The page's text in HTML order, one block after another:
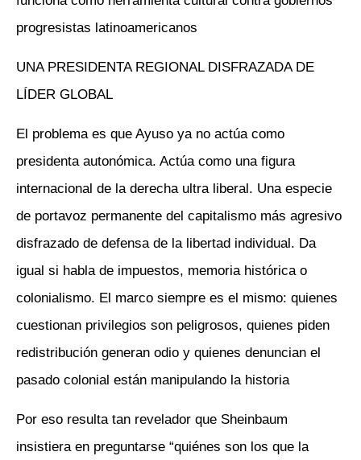
progresistas latinoamericanos
UNA PRESIDENTA REGIONAL DISFRAZADA DE
LÍDER GLOBAL
El problema es que Ayuso ya no actúa como
presidenta autonómica. Actúa como una figura
internacional de la derecha ultra liberal. Una especie
de portavoz permanente del capitalismo más agresivo
disfrazado de defensa de la libertad individual. Da
igual si habla de impuestos, memoria histórica o
colonialismo. El marco siempre es el mismo: quienes
cuestionan privilegios son peligrosos, quienes piden
redistribución generan odio y quienes denuncian el
pasado colonial están manipulando la historia
Por eso resulta tan revelador que Sheinbaum
insistiera en preguntarse “quiénes son los que la